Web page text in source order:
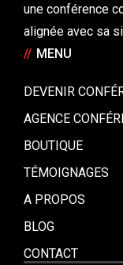
une conférence
alignée avec sa
// MENU
DEVENIR
AGENCE
BOUTIQUE
TÉMOIGNAGES
A PROPOS
BLOG
CONTACT